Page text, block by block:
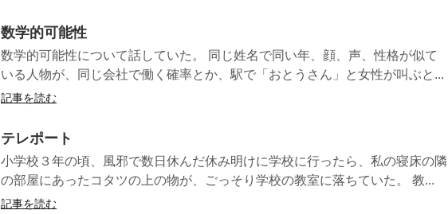
数学的可能性
数学的可能性について話していた。 同じ姓名で同い年、顔、声、性格が似て
いる人物が、同じ会社で働く確率とか、駅で「おとうさん」と女性が叫ぶと...
記事を読む
テレポート
小学校３年の頃、風邪で数日休んだ休み明けに学校に行ったら、私の寝床の隣
の部屋にあったコタツの上の物が、ごっそり学校の教室に落ちていた。 教...
記事を読む